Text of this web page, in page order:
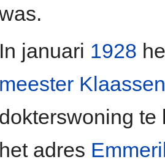
In januari 1928
meester Klaassen
dokterswoning te
het adres